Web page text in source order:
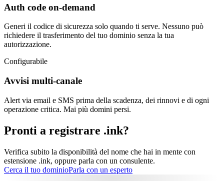
Auth code on-demand
Generi il codice di sicurezza solo quando ti serve. Nessuno può
richiedere il trasferimento del tuo dominio senza la tua
autorizzazione.
Configurabile
Avvisi multi-canale
Alert via email e SMS prima della scadenza, dei rinnovi e di ogni
operazione critica. Mai più domini persi.
Pronti a registrare .ink?
Verifica subito la disponibilità del nome che hai in mente con
estensione .ink, oppure parla con un consulente.
Cerca il tuo dominioParla con un esperto